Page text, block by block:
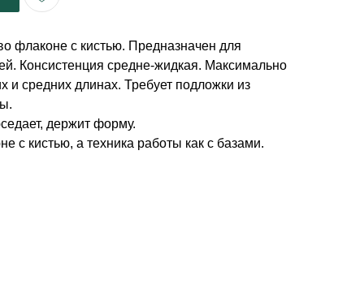
флаконе с кистью. Предназначен для
Консистенция средне-жидкая. Максимально
и средних длинах. Требует подложки из
держит форму.
с кистью, а техника работы как с базами.